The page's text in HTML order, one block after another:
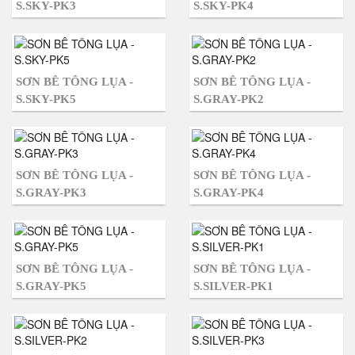
S.SKY-PK3
S.SKY-PK4
SƠN BÊ TÔNG LỤA -
S.SKY-PK5
SƠN BÊ TÔNG LỤA -
S.GRAY-PK2
SƠN BÊ TÔNG LỤA -
S.GRAY-PK3
SƠN BÊ TÔNG LỤA -
S.GRAY-PK4
SƠN BÊ TÔNG LỤA -
S.GRAY-PK5
SƠN BÊ TÔNG LỤA -
S.SILVER-PK1